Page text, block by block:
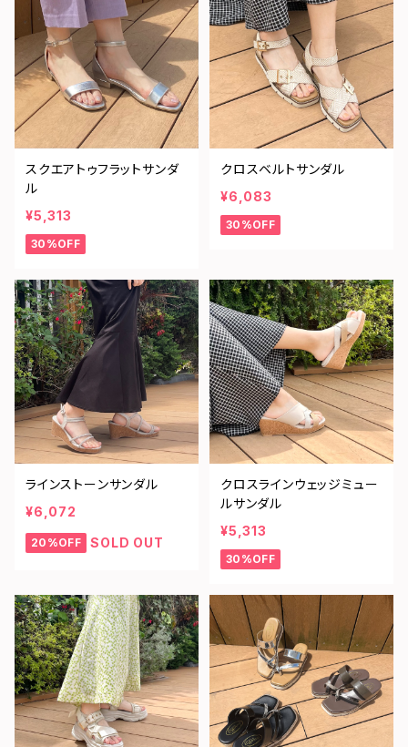
スクエアトゥフラットサンダ
ル
¥5,313
30%OFF
クロスベルトサンダル
¥6,083
30%OFF
ラインストーンサンダル
¥6,072
20%OFF SOLD OUT
クロスラインウェッジミュー
ルサンダル
¥5,313
30%OFF